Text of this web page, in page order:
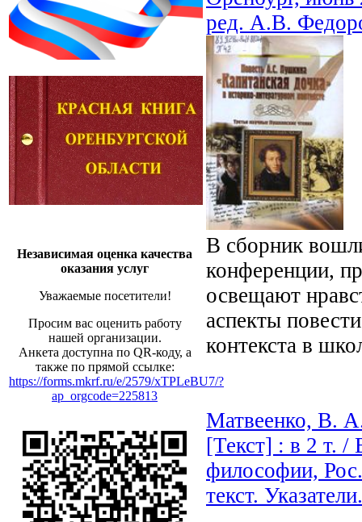
Независимая оценка качества
оказания услуг
Уважаемые посетители!
Просим вас оценить работу
нашей организации.
Анкета доступна по QR-коду, а
также по прямой ссылке:
https://forms.mkrf.ru/e/2579/xTPLeBU7/?
ap_orgcode=225813
ред. А.В.
В сборник
конференции,
освещают
аспекты
контекста в
Матвеенко, В.
[Текст] : в 2 т.
философии,
текст.